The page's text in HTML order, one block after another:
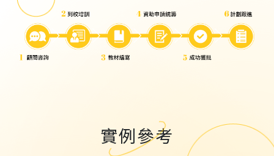
實例參考